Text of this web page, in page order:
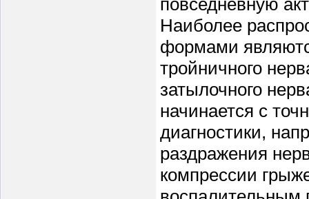
повседневную
Наиболее
формами
тройничного
затылочного
начинается с
диагностики,
раздражения
компрессии